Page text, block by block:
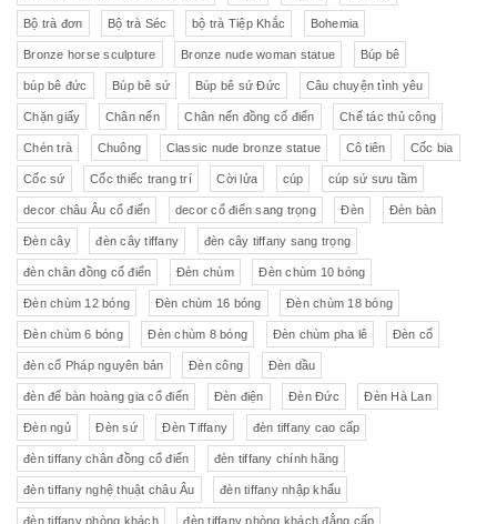
Bộ trà đơn Bộ trà Séc bộ trà Tiệp Khắc Bohemia
Bronze horse sculpture Bronze nude woman statue Búp bê
búp bê đức Búp bê sứ Búp bê sứ Đức Câu chuyện tình yêu
Chặn giấy Chân nến Chân nến đồng cổ điển Chế tác thủ công
Chén trà Chuông Classic nude bronze statue Cô tiên Cốc bia
Cốc sứ Cốc thiếc trang trí Cời lửa cúp cúp sứ sưu tầm
decor châu Âu cổ điển decor cổ điển sang trọng Đèn Đèn bàn
Đèn cây đèn cây tiffany đèn cây tiffany sang trọng
đèn chân đồng cổ điển Đèn chùm Đèn chùm 10 bóng
Đèn chùm 12 bóng Đèn chùm 16 bóng Đèn chùm 18 bóng
Đèn chùm 6 bóng Đèn chùm 8 bóng Đèn chùm pha lê Đèn cổ
đèn cổ Pháp nguyên bản Đèn công Đèn dầu
đèn để bàn hoàng gia cổ điển Đèn điện Đèn Đức Đèn Hà Lan
Đèn ngủ Đèn sứ Đèn Tiffany đèn tiffany cao cấp
đèn tiffany chân đồng cổ điển đèn tiffany chính hãng
đèn tiffany nghệ thuật châu Âu đèn tiffany nhập khẩu
đèn tiffany phòng khách đèn tiffany phòng khách đẳng cấp